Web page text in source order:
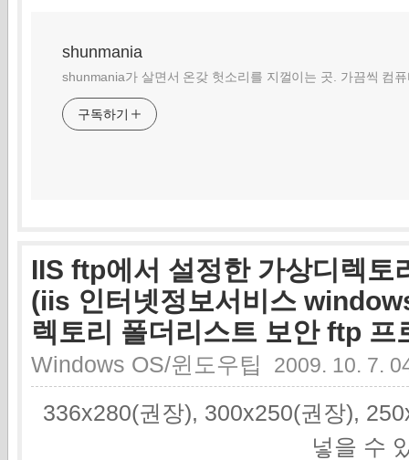
shunmania
shunmania가 살면서 온갖 헛소리를 지껄이는 곳. 가끔씩 컴
구독하기
IIS ftp에서 설정한 가상디렉토
(iis 인터넷정보서비스
렉토리 폴더리스트 보안 ftp 프
Windows OS/윈도우팁 2009. 10. 7.
336x280(권장), 300x250(권장),
넣을 수